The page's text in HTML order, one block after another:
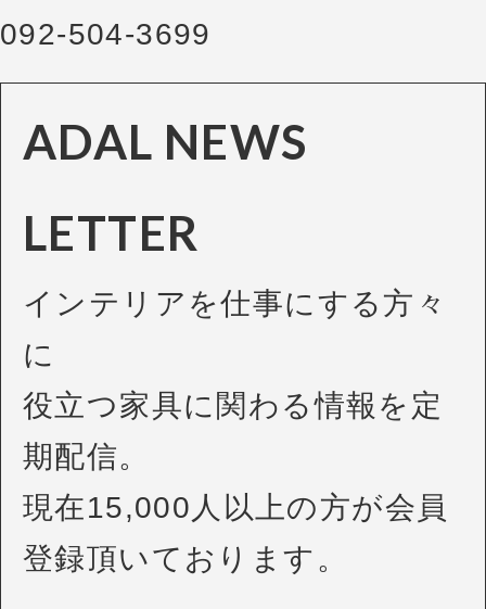
092-504-3699
ADAL NEWS
LETTER
インテリアを仕事にする方々
に
役立つ家具に関わる情報を定
期配信。
現在15,000人以上の方が会員
登録頂いております。